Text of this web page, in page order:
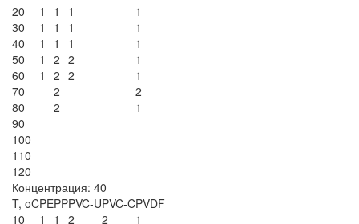
20
1 1 1
1
30
1 1 1
1
40
1 1 1
1
50
1 2 2
1
60
1 2 2
1
70
2
2
80
2
1
90
100
110
120
Концентрация: 40
T, oCPEPPPVC-UPVC-CPVDF
10
1 1 2 2
1